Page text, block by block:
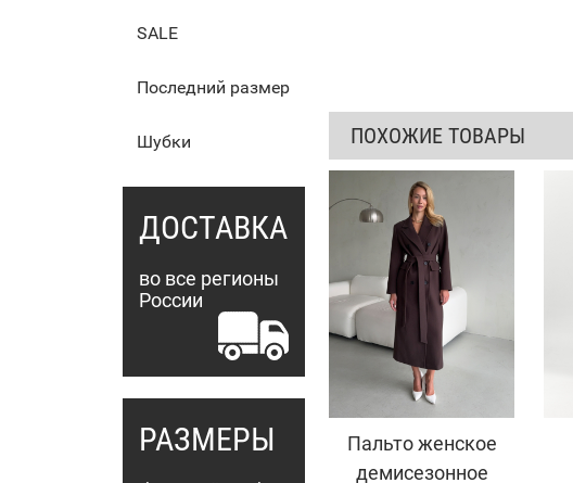
SALE
Последний размер
Шубки
ДОСТАВКА
во все регионы
России
РАЗМЕРЫ
ПОХОЖИЕ ТОВАРЫ
Пальто женское
демисезонное